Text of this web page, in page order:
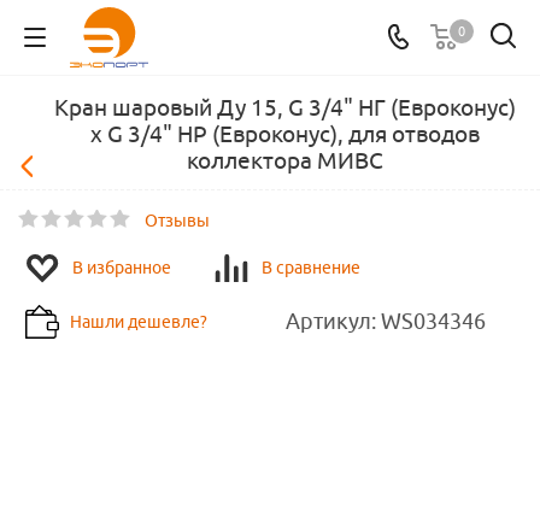
0
Кран шаровый Ду 15, G 3/4" НГ (Евроконус)
х G 3/4" НР (Евроконус), для отводов
коллектора МИВС
Отзывы
В избранное В сравнение
Нашли дешевле? Артикул:WS034346